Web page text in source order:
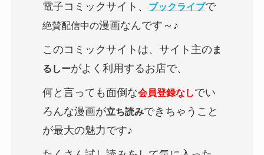
電子コミックサイト、 ブックライブで
絶賛配信中の漫画なんです～♪
このコミックサイトは、サイト主のま
るしーがよく利用するお店で、
何と言っても面倒な会員登録なしでい
ろんな漫画が立ち読みできちゃうこと
が最大の魅力です♪